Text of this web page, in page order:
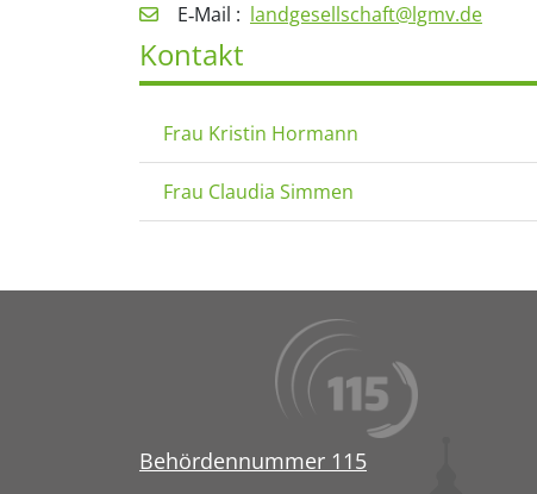
E‑Mail : landgesellschaft@lgmv.de
Kontakt
Frau Kristin Hormann
Frau Claudia Simmen
Behördennummer 115